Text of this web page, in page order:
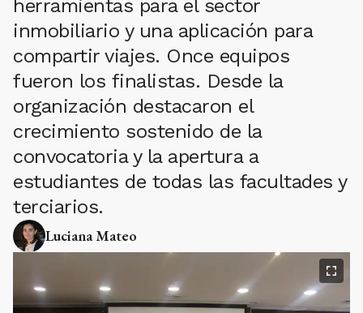
herramientas para el sector
inmobiliario y una aplicación para
compartir viajes. Once equipos
fueron los finalistas. Desde la
organización destacaron el
crecimiento sostenido de la
convocatoria y la apertura a
estudiantes de todas las facultades y
terciarios.
Luciana Mateo